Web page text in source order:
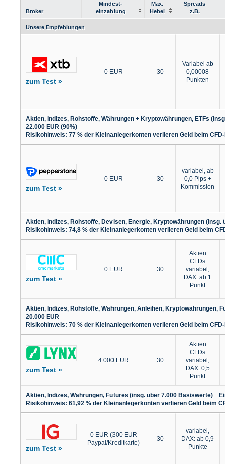
Broker
Mindest-
einzahlung
Max.
Hebel
Spreads
z.B.
Unsere Empfehlungen
zum Test »
0 EUR 30
Variabel ab
0,00008
Punkten
Aktien, Indizes, Rohstoffe, Währungen + Kryptowährungen, ETFs
22.000 EUR (90%)
Risikohinweis: 77 % der Kleinanlegerkonten verlieren Geld beim
zum Test »
0 EUR 30
variabel, ab
0,0 Pips +
Kommission
Aktien, Indizes, Rohstoffe, Devisen, Energie, Kryptowährungen
Risikohinweis: 74,8 % der Kleinanlegerkonten verlieren Geld beim
zum Test »
0 EUR 30
Aktien
CFDs
variabel,
DAX: ab 1
Punkt
Aktien, Indizes, Rohstoffe, Währungen, Anleihen,
20.000 EUR
Risikohinweis: 70 % der Kleinanlegerkonten verlieren Geld beim
zum Test »
4.000 EUR 30
Aktien
CFDs
variabel,
DAX: 0,5
Punkt
Aktien, Indizes, Währungen, Futures (insg. über 7.000 Basiswerte)
Risikohinweis: 61,92 % der Kleinanlegerkonten verlieren Geld beim
zum Test »
0 EUR (300 EUR
Paypal/Kreditkarte)
30
variabel,
DAX: ab 0,9
Punkte